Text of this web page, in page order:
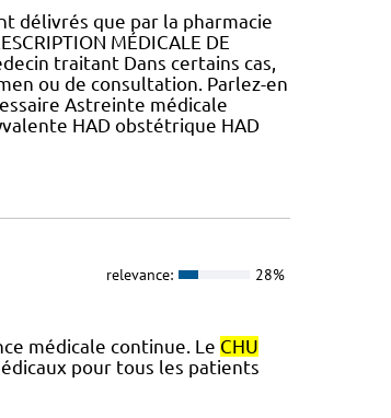
délivrés que par la pharmacie
MÉDICALE DE
traitant Dans certains cas,
ou de consultation. Parlez-en
Astreinte médicale
HAD obstétrique HAD
relevance: 28%
médicale continue. Le CHU
pour tous les patients